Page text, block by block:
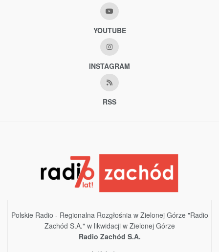
YOUTUBE
INSTAGRAM
RSS
Polskie Radio - Regionalna Rozgłośnia w Zielonej Górze "Radio
Zachód S.A." w likwidacji w Zielonej Górze
Radio Zachód S.A.